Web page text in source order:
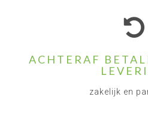
ACHTERAF
zakelijk en